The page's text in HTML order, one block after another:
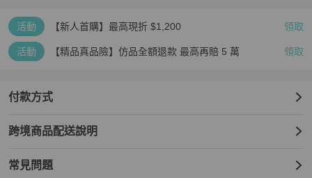
活動 【新人首購】最高現折 $1,200 領取
活動 【精品真品險】仿品全額退款 最高再賠 5 萬 領取
付款方式
跨境商品配送說明
常見問題